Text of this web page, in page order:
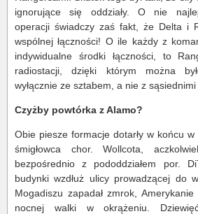
ignorujące się oddziały. O nie
operacji świadczy zaś fakt, że Delta i
wspólnej łączności! O ile każdy z
indywidualne środki łączności, to
radiostacji, dzięki którym można
wyłącznie ze sztabem, a nie z sąsiednimi
Czyżby powtórka z Alamo?
Obie piesze formacje dotarły w końcu
śmigłowca chor. Wollcota,
bezpośrednio z pododdziałem por.
budynki wzdłuż ulicy prowadzącej do
Mogadiszu zapadał zmrok,
nocnej walki w okrążeniu.